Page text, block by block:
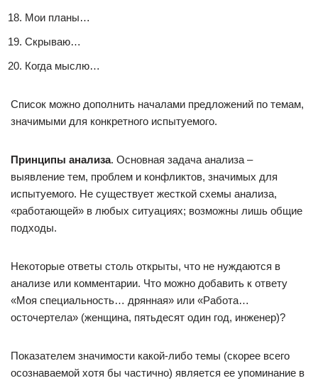
Мои планы…
Скрываю…
Когда мыслю…
Список можно дополнить началами предложений по темам,
значимыми для конкретного испытуемого.
Принципы анализа. Основная задача анализа –
выявление тем, проблем и конфликтов, значимых для
испытуемого. Не существует жесткой схемы анализа,
«работающей» в любых ситуациях; возможны лишь общие
подходы.
Некоторые ответы столь открыты, что не нуждаются в
анализе или комментарии. Что можно добавить к ответу
«Моя специальность… дрянная» или «Работа…
осточертела» (женщина, пятьдесят один год, инженер)?
Показателем значимости какой-либо темы (скорее всего
осознаваемой хотя бы частично) является ее упоминание в